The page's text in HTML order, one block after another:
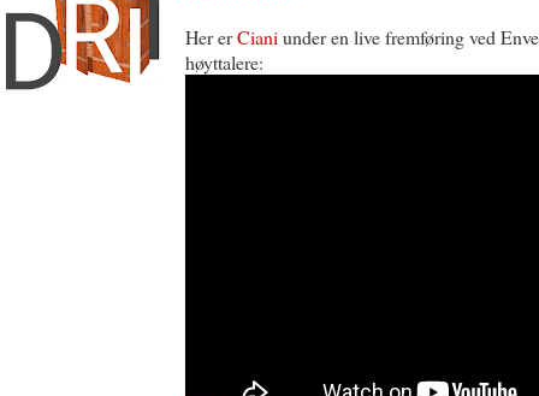
Her erCiani under en live fremføring ved
høyttalere: